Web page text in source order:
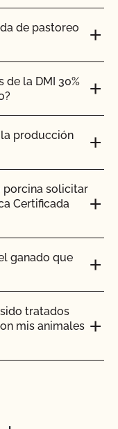
aviso?
mi Plan de
mi inspección
de pastoreo
de la DMI 30%
producción
porcina solicitar
Certificada
ganado que
tratados
mis animales